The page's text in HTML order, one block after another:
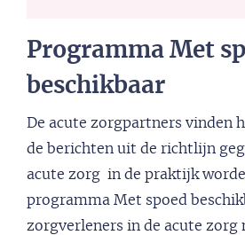
Programma Met
beschikbaar
De acute zorgpartners vinden
de berichten uit de richtlijn
acute zorg in de praktijk
programma Met spoed
zorgverleners in de acute zorg